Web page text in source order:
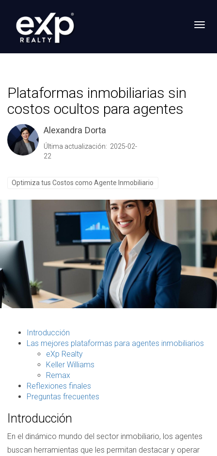
Plataformas inmobiliarias sin
costos ocultos para agentes
Alexandra Dorta
Última actualización: 2025-02-
22
Optimiza tus Costos como Agente Inmobiliario
Introducción
Las mejores plataformas para agentes inmobiliarios
eXp Realty
Keller Williams
Remax
Reflexiones finales
Preguntas frecuentes
Introducción
En el dinámico mundo del sector inmobiliario, los agentes
buscan herramientas que les permitan destacar y operar